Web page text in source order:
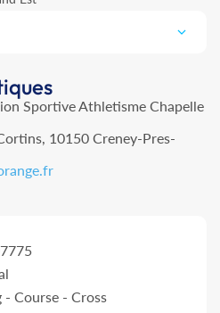
Sportive Athletisme Chapelle
10150 Creney-Pres-
Course - Cross